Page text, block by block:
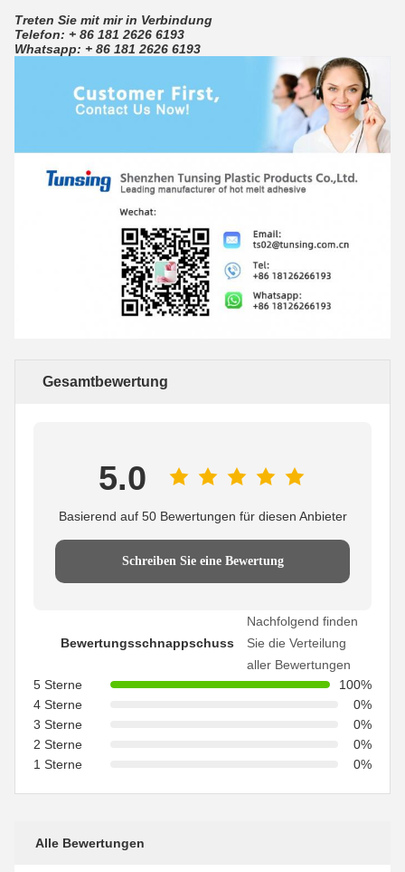
Treten Sie mit mir in Verbindung
Telefon: + 86 181 2626 6193
Whatsapp: + 86 181 2626 6193
Gesamtbewertung
5.0
Basierend auf 50 Bewertungen für diesen Anbieter
Schreiben Sie eine Bewertung
Bewertungsschnappschuss
Nachfolgend finden
Sie die Verteilung
aller Bewertungen
5 Sterne
100%
4 Sterne
0%
3 Sterne
0%
2 Sterne
0%
1 Sterne
0%
Alle Bewertungen